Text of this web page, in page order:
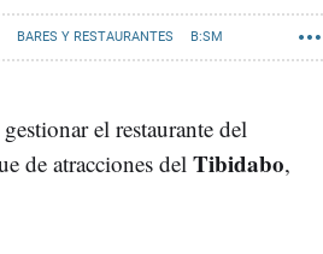
BARES Y RESTAURANTES B:SM
el restaurante del
de atracciones del Tibidabo,